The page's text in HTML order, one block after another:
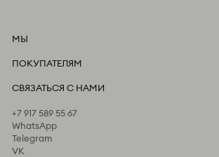
МЫ
О компании
ПОКУПАТЕЛЯМ
Доставка и оплата
Предзаказ
Пользовательское соглашение
Оферта и политика конфиденциальности
СВЯЗАТЬСЯ С НАМИ
+7 917 589 55 67
WhatsApp
Telegram
VK